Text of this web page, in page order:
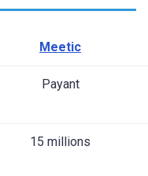
Meetic
Payant
15 millions